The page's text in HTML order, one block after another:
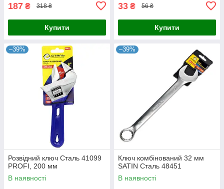
187 ₴ 318 ₴
Купити
33 ₴ 56 ₴
Купити
–39%
Розвідний ключ Сталь 41099
PROFI, 200 мм
В наявності
–39%
Ключ комбінований 32 мм
SATIN Сталь 48451
В наявності